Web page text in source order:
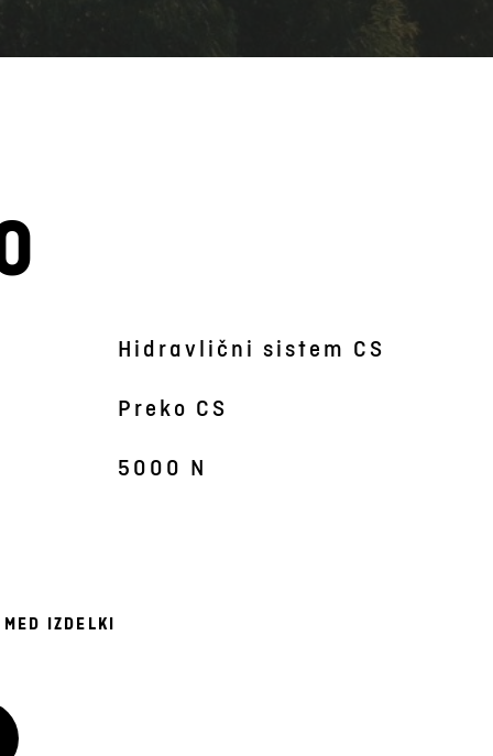
Hidravlični sistem CS
Preko CS
5000 N
IZDELKI